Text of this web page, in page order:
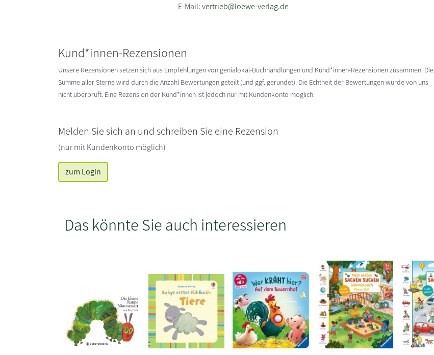
E-Mail:vertrieb@loewe-verlag.de
Kund*innen-Rezensionen
Unsere Rezensionen setzen sich aus Empfehlungen von genialokal-Buchhandlungen und Kund*innen-Rezensionen zusammen. Die
Summe aller Sterne wird durch die Anzahl Bewertungen geteilt (und ggf. gerundet). Die Echtheit der Bewertungen wurde von uns
nicht überprüft. Eine Rezension der Kund*innen ist jedoch nur mit Kundenkonto möglich.
Melden Sie sich an und schreiben Sie eine Rezension
(nur mit Kundenkonto möglich)
zum Login
Das könnte Sie auch interessieren